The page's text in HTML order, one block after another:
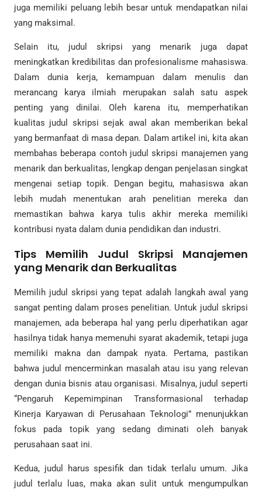
juga memiliki peluang lebih besar untuk mendapatkan nilai
yang maksimal.
Selain itu, judul skripsi yang menarik juga dapat
meningkatkan kredibilitas dan profesionalisme mahasiswa.
Dalam dunia kerja, kemampuan dalam menulis dan
merancang karya ilmiah merupakan salah satu aspek
penting yang dinilai. Oleh karena itu, memperhatikan
kualitas judul skripsi sejak awal akan memberikan bekal
yang bermanfaat di masa depan. Dalam artikel ini, kita akan
membahas beberapa contoh judul skripsi manajemen yang
menarik dan berkualitas, lengkap dengan penjelasan singkat
mengenai setiap topik. Dengan begitu, mahasiswa akan
lebih mudah menentukan arah penelitian mereka dan
memastikan bahwa karya tulis akhir mereka memiliki
kontribusi nyata dalam dunia pendidikan dan industri.
Tips Memilih Judul Skripsi Manajemen
yang Menarik dan Berkualitas
Memilih judul skripsi yang tepat adalah langkah awal yang
sangat penting dalam proses penelitian. Untuk judul skripsi
manajemen, ada beberapa hal yang perlu diperhatikan agar
hasilnya tidak hanya memenuhi syarat akademik, tetapi juga
memiliki makna dan dampak nyata. Pertama, pastikan
bahwa judul mencerminkan masalah atau isu yang relevan
dengan dunia bisnis atau organisasi. Misalnya, judul seperti
“Pengaruh Kepemimpinan Transformasional terhadap
Kinerja Karyawan di Perusahaan Teknologi” menunjukkan
fokus pada topik yang sedang diminati oleh banyak
perusahaan saat ini.
Kedua, judul harus spesifik dan tidak terlalu umum. Jika
judul terlalu luas, maka akan sulit untuk mengumpulkan